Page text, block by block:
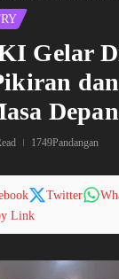
Gelar
1749Pandangan
Twitter
Link